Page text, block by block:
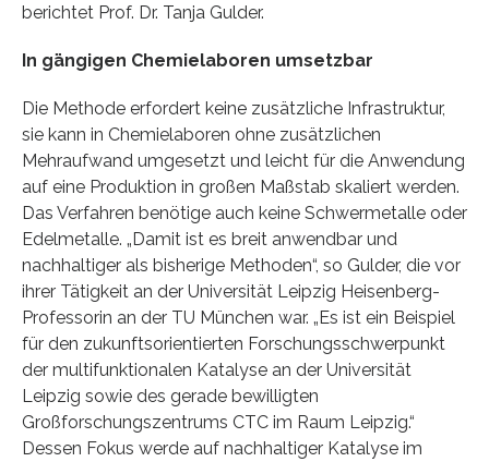
berichtet Prof. Dr. Tanja Gulder.
In gängigen Chemielaboren umsetzbar
Die Methode erfordert keine zusätzliche Infrastruktur,
sie kann in Chemielaboren ohne zusätzlichen
Mehraufwand umgesetzt und leicht für die Anwendung
auf eine Produktion in großen Maßstab skaliert werden.
Das Verfahren benötige auch keine Schwermetalle oder
Edelmetalle. „Damit ist es breit anwendbar und
nachhaltiger als bisherige Methoden“, so Gulder, die vor
ihrer Tätigkeit an der Universität Leipzig Heisenberg-
Professorin an der TU München war. „Es ist ein Beispiel
für den zukunftsorientierten Forschungsschwerpunkt
der multifunktionalen Katalyse an der Universität
Leipzig sowie des gerade bewilligten
Großforschungszentrums CTC im Raum Leipzig.“
Dessen Fokus werde auf nachhaltiger Katalyse im